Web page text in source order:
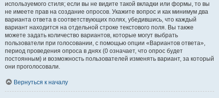
используемого стиля; если вы не видите такой вкладки или формы, то вы
не имеете прав на создание опросов. Укажите вопрос и как минимум два
варианта ответа в соответствующих полях, убедившись, что каждый
вариант находится на отдельной строке текстового поля. Вы также
можете задать количество вариантов, которые могут выбрать
пользователи при голосовании, с помощью опции «Вариантов ответа»,
период проведения опроса в днях (0 означает, что опрос будет
постоянным) и возможность пользователей изменять вариант, за который
они проголосовали.
Вернуться к началу